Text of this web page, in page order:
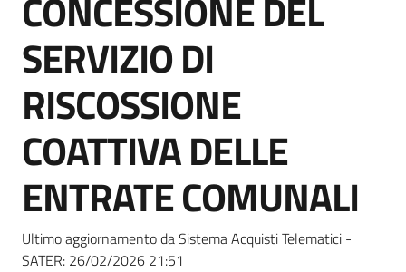
di
Supporto
Piattaforme
telematiche
CONCESSIONE DEL
SERVIZIO DI
RISCOSSIONE
COATTIVA DELLE
ENTRATE COMUNALI
Ultimo aggiornamento da Sistema Acquisti Telematici -
SATER: 26/02/2026 21:51